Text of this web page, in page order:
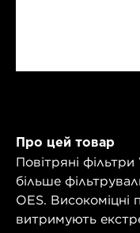
Про цей товар
Повітряні
більше
OES. Високоміцні
витримують